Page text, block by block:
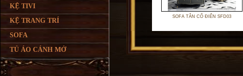
KỆ TIVI
KỆ TRANG TRÍ
SOFA
TỦ ÁO CÁNH MỞ
SOFA TÂN CỔ ĐIỂN SFD03